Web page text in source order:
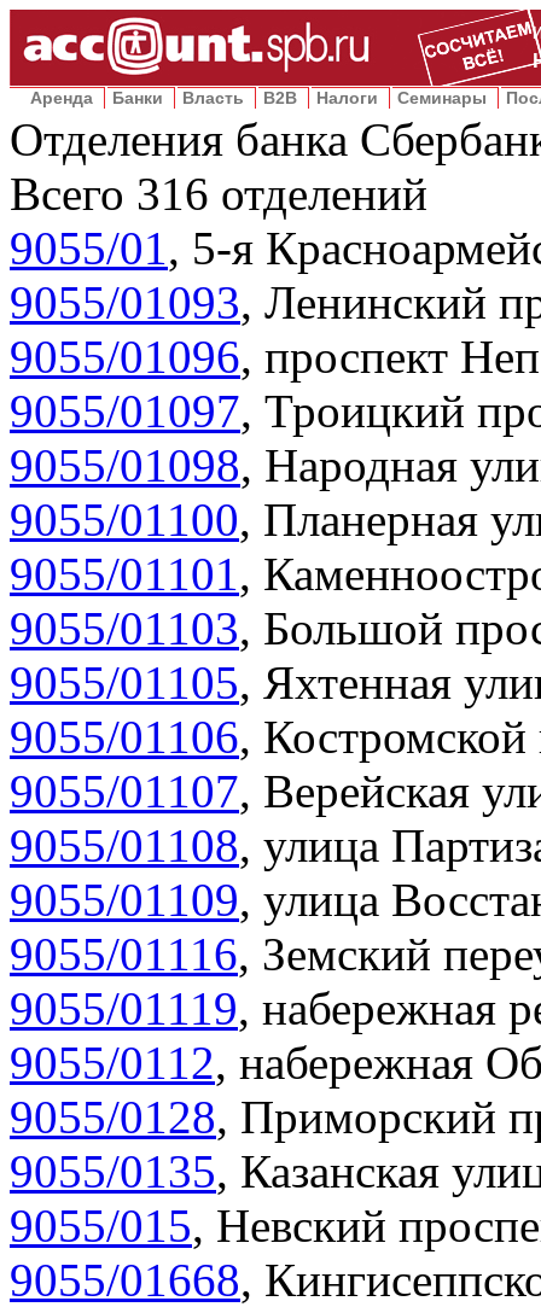
Аренда Банки Власть B2B Налоги Семинары
Отделения банка
Всего 316 отделений
9055/01, 5-я
9055/01093, Ленинский
9055/01096, проспект
9055/01097, Троицкий
9055/01098, Народная
9055/01100, Планерная
9055/01101,
9055/01103, Большой
9055/01105, Яхтенная
9055/01106, Костромской
9055/01107, Верейская
9055/01108, улица
9055/01109, улица
9055/01116, Земский
9055/01119, набережная
9055/0112, набережная
9055/0128, Приморский
9055/0135, Казанская
9055/015, Невский
9055/01668,